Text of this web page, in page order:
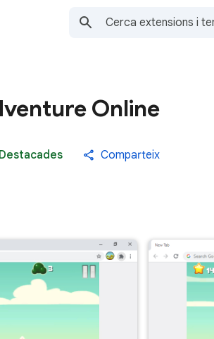
Online
Destacades Comparteix